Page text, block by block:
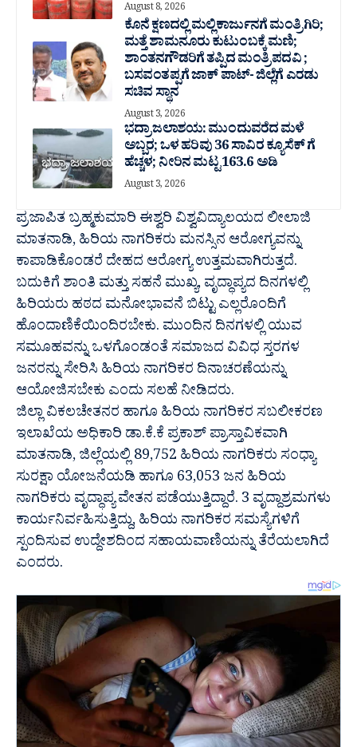
August 8, 2026
ಕೊನೆ ಕ್ಷಣದಲ್ಲಿ ಮಲ್ಲಿಕಾರ್ಜುನಗೆ ಮಂತ್ರಿಗಿರಿ;
ಮತ್ತೆ ಶಾಮನೂರು ಕುಟುಂಬಕ್ಕೆ ಮಣಿ;
ಶಾಂತನಗೌಡರಿಗೆ ತಪ್ಪಿದ ಮಂತ್ರಿ ಪದವಿ ;
ಬಸವಂತಪ್ಪಗೆ ಜಾಕ್ ಪಾಟ್- ಜಿಲ್ಲೆಗೆ ಎರಡು
ಸಚಿವ ಸ್ಥಾನ
August 3, 2026
ಭದ್ರಾ ಜಲಾಶಯ: ಮುಂದುವರೆದ ಮಳೆ
ಅಬ್ಬರ; ಒಳ ಹರಿವು 36 ಸಾವಿರ‌ ಕ್ಯೂಸೆಕ್ ಗೆ
ಹೆಚ್ಚಳ; ನೀರಿನ ಮಟ್ಟ 163.6 ಅಡಿ
August 3, 2026
ಪ್ರಜಾಪಿತ ಬ್ರಹ್ಮಕುಮಾರಿ ಈಶ್ವರಿ ವಿಶ್ವವಿದ್ಯಾಲಯದ ಲೀಲಾಜಿ
ಮಾತನಾಡಿ, ಹಿರಿಯ ನಾಗರಿಕರು ಮನಸ್ಸಿನ ಆರೋಗ್ಯವನ್ನು
ಕಾಪಾಡಿಕೊಂಡರೆ ದೇಹದ ಆರೋಗ್ಯ ಉತ್ತಮವಾಗಿರುತ್ತದೆ.
ಬದುಕಿಗೆ ಶಾಂತಿ ಮತ್ತು ಸಹನೆ ಮುಖ್ಯ, ವೃದ್ಧಾಪ್ಯದ ದಿನಗಳಲ್ಲಿ
ಹಿರಿಯರು ಹಠದ ಮನೋಭಾವನೆ ಬಿಟ್ಟು ಎಲ್ಲರೊಂದಿಗೆ
ಹೊಂದಾಣಿಕೆಯಿಂದಿರಬೇಕು. ಮುಂದಿನ ದಿನಗಳಲ್ಲಿ ಯುವ
ಸಮೂಹವನ್ನು ಒಳಗೊಂಡಂತೆ ಸಮಾಜದ ವಿವಿಧ ಸ್ತರಗಳ
ಜನರನ್ನು ಸೇರಿಸಿ ಹಿರಿಯ ನಾಗರಿಕರ ದಿನಾಚರಣೆಯನ್ನು
ಆಯೋಜಿಸಬೇಕು ಎಂದು ಸಲಹೆ ನೀಡಿದರು.
ಜಿಲ್ಲಾ ವಿಕಲಚೇತನರ ಹಾಗೂ ಹಿರಿಯ ನಾಗರಿಕರ ಸಬಲೀಕರಣ
ಇಲಾಖೆಯ ಅಧಿಕಾರಿ ಡಾ.ಕೆ.ಕೆ ಪ್ರಕಾಶ್ ಪ್ರಾಸ್ತಾವಿಕವಾಗಿ
ಮಾತನಾಡಿ, ಜಿಲ್ಲೆಯಲ್ಲಿ 89,752 ಹಿರಿಯ ನಾಗರಿಕರು ಸಂಧ್ಯಾ
ಸುರಕ್ಷಾ ಯೋಜನೆಯಡಿ ಹಾಗೂ 63,053 ಜನ ಹಿರಿಯ
ನಾಗರಿಕರು ವೃದ್ಧಾಪ್ಯ ವೇತನ ಪಡೆಯುತ್ತಿದ್ದಾರೆ. 3 ವೃದ್ದಾಶ್ರಮಗಳು
ಕಾರ್ಯನಿರ್ವಹಿಸುತ್ತಿದ್ದು, ಹಿರಿಯ ನಾಗರಿಕರ ಸಮಸ್ಯೆಗಳಿಗೆ
ಸ್ಪಂದಿಸುವ ಉದ್ದೇಶದಿಂದ ಸಹಾಯವಾಣಿಯನ್ನು ತೆರೆಯಲಾಗಿದೆ
ಎಂದರು.